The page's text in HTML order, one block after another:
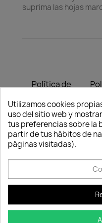
suprima las hojas
Política de
Nuestros pagos
son 100% seguros.
Islas
Utilizamos cookies
uso del sitio web y
tus preferencias sobre la
partir de tus hábitos de
páginas visitadas).